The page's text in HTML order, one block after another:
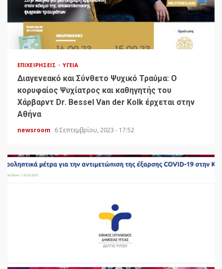
ΕΠΙΧΕΙΡΉΣΕΙΣ ΥΓΕΊΑ
Διαγενεακό και Σύνθετο Ψυχικό Τραύμα: Ο
κορυφαίος Ψυχίατρος και καθηγητής του
Χάρβαρντ Dr. Bessel Van der Kolk έρχεται στην
Αθήνα
newsroom 6 Σεπτεμβρίου, 2023 - 17:52